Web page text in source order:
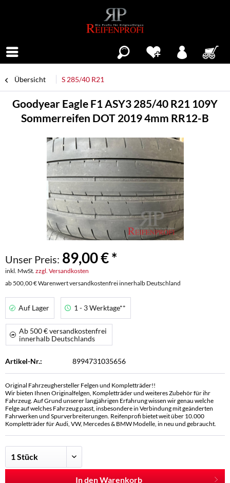
Übersicht S 285/40 R21
Goodyear Eagle F1 ASY3 285/40 R21 109Y
Sommerreifen DOT 2019 4mm RR12-B
Unser Preis: 89,00 € *
inkl. MwSt. zzgl. Versandkosten
ab 500,00 € Warenwert versandkostenfrei innerhalb Deutschland
Auf Lager 1 - 3 Werktage**
Ab 500 € versandkostenfrei
innerhalb Deutschlands
Artikel-Nr.: 8994731035656
Original Fahrzeughersteller Felgen und Kompletträder!!
Wir bieten Ihnen Originalfelgen, Kompletträder und weiteres Zubehör für ihr
Fahrzeug. Auf Grund unserer langjährigen Erfahrung wissen wir genau welche
Felge auf welches Fahrzeug passt, insbesondere in Verbindung mit geänderten
Fahrwerken und Spurverbreiterungen. Reifenprofi bietet weit über 10.000
Kompletträder für Audi, VW, Mercedes & BMW Modelle, in neu und gebraucht.
In den Warenkorb